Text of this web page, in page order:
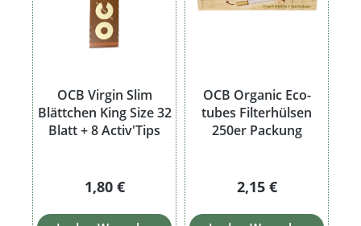
OCB Virgin Slim
Blättchen King Size 32
Blatt + 8 Activ'Tips
Regulärer Preis:
1,80 €
OCB Organic Eco-
tubes Filterhülsen
250er Packung
Regulärer Preis:
2,15 €